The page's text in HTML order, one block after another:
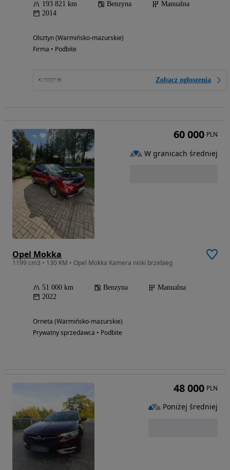
193 821 km Benzyna
Manualna
2014
Olsztyn (Warmińsko-mazurskie)
Firma • Podbite
Zobacz ogłoszenia
Opel Mokka
1199 cm3 • 130 KM • Opel Mokka Kamera niski brzebieg
51 000 km Benzyna
Manualna
2022
Orneta (Warmińsko-mazurskie)
Prywatny sprzedawca • Podbite
60 000 PLN
W granicach średniej
48 000 PLN
Poniżej średniej